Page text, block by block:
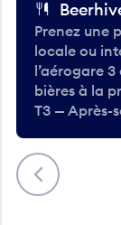
Précédent
Prenez une
locale ou
l’aérogare
bières à la
T3 — Après-